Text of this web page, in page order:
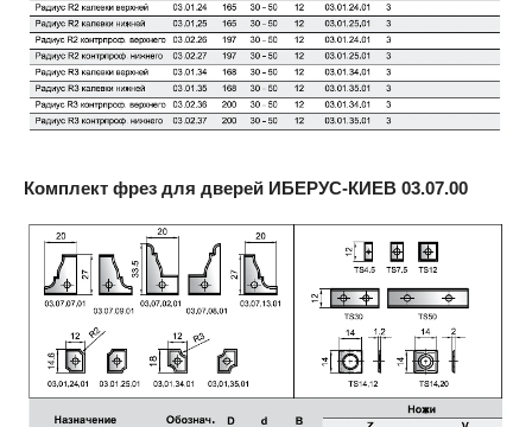
Комплект фрез для дверей ИБЕРУС-КИЕВ 03.07.00